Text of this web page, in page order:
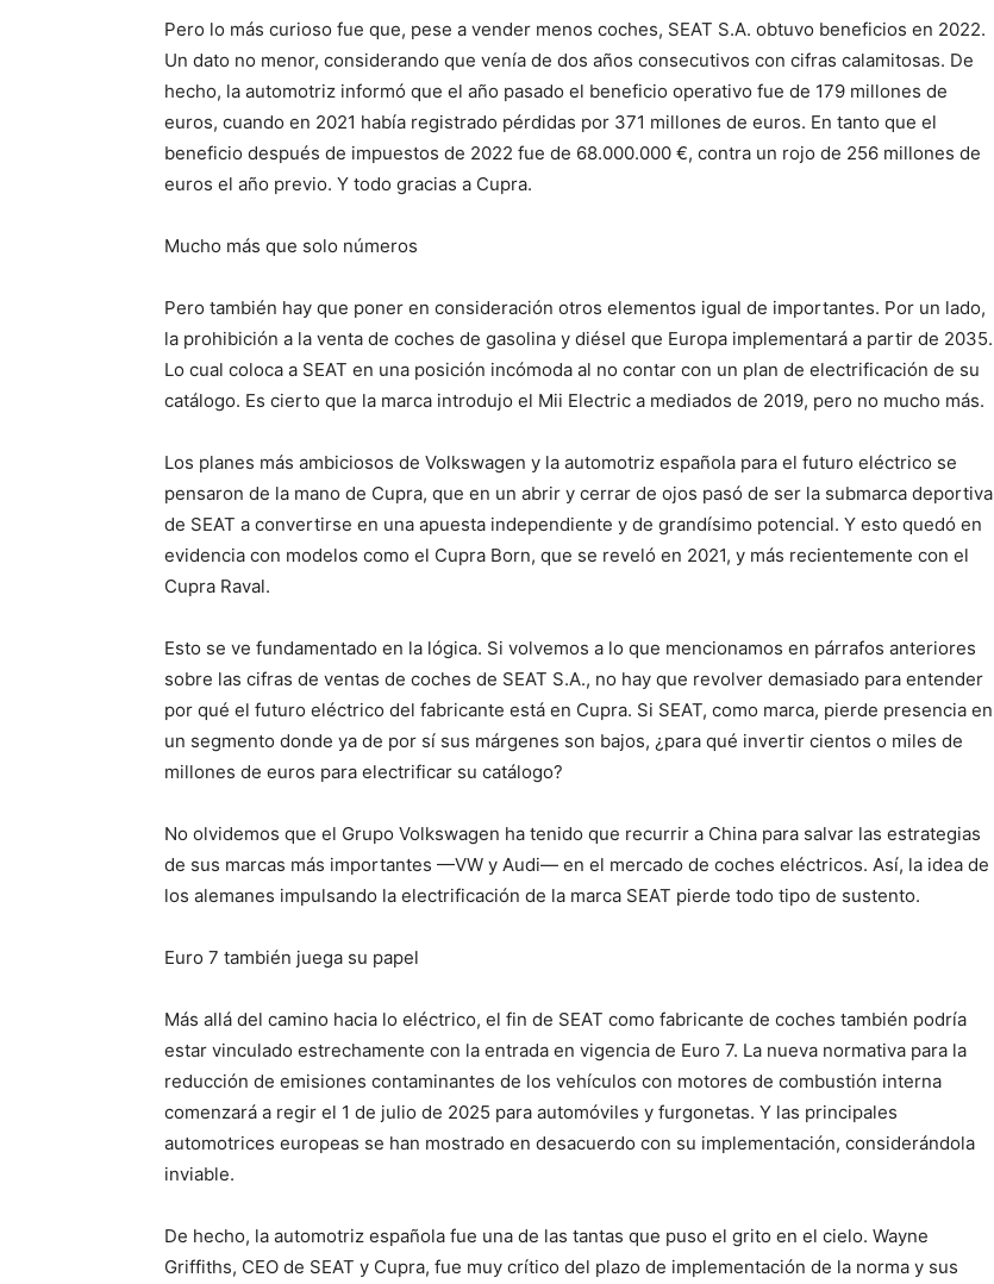
Pero lo más curioso fue que, pese a vender menos coches, SEAT S.A. obtuvo beneficios en 2022.
Un dato no menor, considerando que venía de dos años consecutivos con cifras calamitosas. De
hecho, la automotriz informó que el año pasado el beneficio operativo fue de 179 millones de
euros, cuando en 2021 había registrado pérdidas por 371 millones de euros. En tanto que el
beneficio después de impuestos de 2022 fue de 68.000.000 €, contra un rojo de 256 millones de
euros el año previo. Y todo gracias a Cupra.
Mucho más que solo números
Pero también hay que poner en consideración otros elementos igual de importantes. Por un lado,
la prohibición a la venta de coches de gasolina y diésel que Europa implementará a partir de 2035.
Lo cual coloca a SEAT en una posición incómoda al no contar con un plan de electrificación de su
catálogo. Es cierto que la marca introdujo el Mii Electric a mediados de 2019, pero no mucho más.
Los planes más ambiciosos de Volkswagen y la automotriz española para el futuro eléctrico se
pensaron de la mano de Cupra, que en un abrir y cerrar de ojos pasó de ser la submarca deportiva
de SEAT a convertirse en una apuesta independiente y de grandísimo potencial. Y esto quedó en
evidencia con modelos como el Cupra Born, que se reveló en 2021, y más recientemente con el
Cupra Raval.
Esto se ve fundamentado en la lógica. Si volvemos a lo que mencionamos en párrafos anteriores
sobre las cifras de ventas de coches de SEAT S.A., no hay que revolver demasiado para entender
por qué el futuro eléctrico del fabricante está en Cupra. Si SEAT, como marca, pierde presencia en
un segmento donde ya de por sí sus márgenes son bajos, ¿para qué invertir cientos o miles de
millones de euros para electrificar su catálogo?
No olvidemos que el Grupo Volkswagen ha tenido que recurrir a China para salvar las estrategias
de sus marcas más importantes —VW y Audi— en el mercado de coches eléctricos. Así, la idea de
los alemanes impulsando la electrificación de la marca SEAT pierde todo tipo de sustento.
Euro 7 también juega su papel
Más allá del camino hacia lo eléctrico, el fin de SEAT como fabricante de coches también podría
estar vinculado estrechamente con la entrada en vigencia de Euro 7. La nueva normativa para la
reducción de emisiones contaminantes de los vehículos con motores de combustión interna
comenzará a regir el 1 de julio de 2025 para automóviles y furgonetas. Y las principales
automotrices europeas se han mostrado en desacuerdo con su implementación, considerándola
inviable.
De hecho, la automotriz española fue una de las tantas que puso el grito en el cielo. Wayne
Griffiths, CEO de SEAT y Cupra, fue muy crítico del plazo de implementación de la norma y sus